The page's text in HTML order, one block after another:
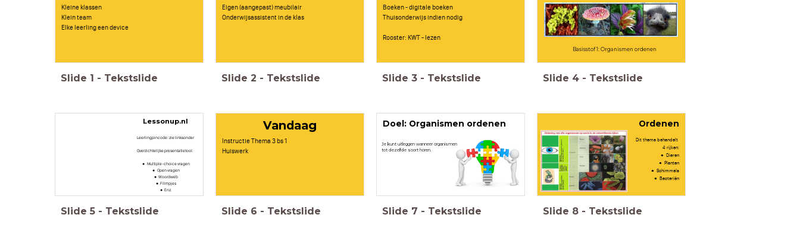
Kleine klassen
Klein team
Elke leerling een device
Slide 1 - Tekstslide
Eigen (aangepast) meubilair
Onderwijsassistent in de klas
Slide 2 - Tekstslide
Boeken - digitale boeken
Thuisonderwijs indien nodig
Rooster: KWT - lezen
Slide 3 - Tekstslide
Basisstof 1: Organismen ordenen
Slide 4 - Tekstslide
Lessonup.nl
Leerlingpincode: zie linksonder
Overzichtelijke presentatietool:
Multiple-choice vragen
Open vragen
Woordweb
Filmpjes
Enz.
Slide 5 - Tekstslide
Vandaag
Instructie Thema 3 bs 1
Huiswerk
Slide 6 - Tekstslide
Doel: Organismen ordenen
Je kunt uitleggen wanneer organismen
tot dezelfde soort horen.
Slide 7 - Tekstslide
Ordenen
Dit thema behandelt
4 rijken:
Dieren
Planten
Schimmels
Bacteriën
Slide 8 - Tekstslide